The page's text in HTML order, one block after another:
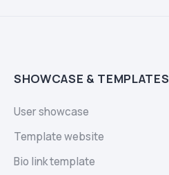
SHOWCASE & TEMPLATES
User showcase
Template website
Bio link template